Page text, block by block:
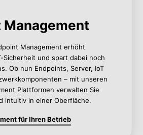
Management
Management erhöht
Sicherheit und spart dabei noch
Ob nun Endpoints, Server, IoT
– mit unseren
Plattformen verwalten Sie
intuitiv in einer Oberfläche.
für Ihren Betrieb